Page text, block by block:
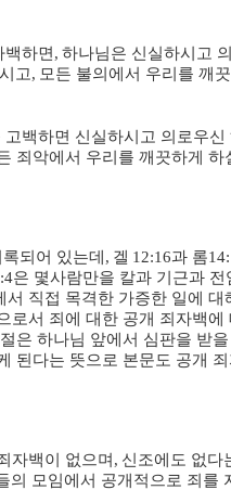
하면 , 하나님은 신실하시고
고, 모든 불의에서 우리를 깨
고백하면 신실하시고 의로우신
죄악에서 우리를 깨끗하게 하
되어 있는데 , 겔 12:16과 롬
은 몇사람만을 칼과 기근과 전
직접 목격한 가증한 일에 대
로서 죄에 대한 공개 죄자백에
절은 하나님 앞에서 심판을 받
된다는 뜻으로 본문도 공개
자백이 없으며 , 신조에도 없다
의 모임에서 공개적으로 죄를